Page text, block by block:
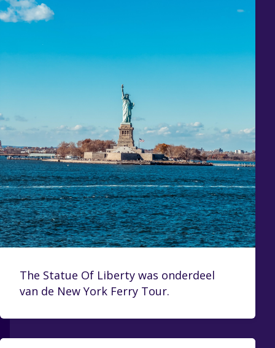
The Statue Of Liberty was onderdeel
van de New York Ferry Tour.